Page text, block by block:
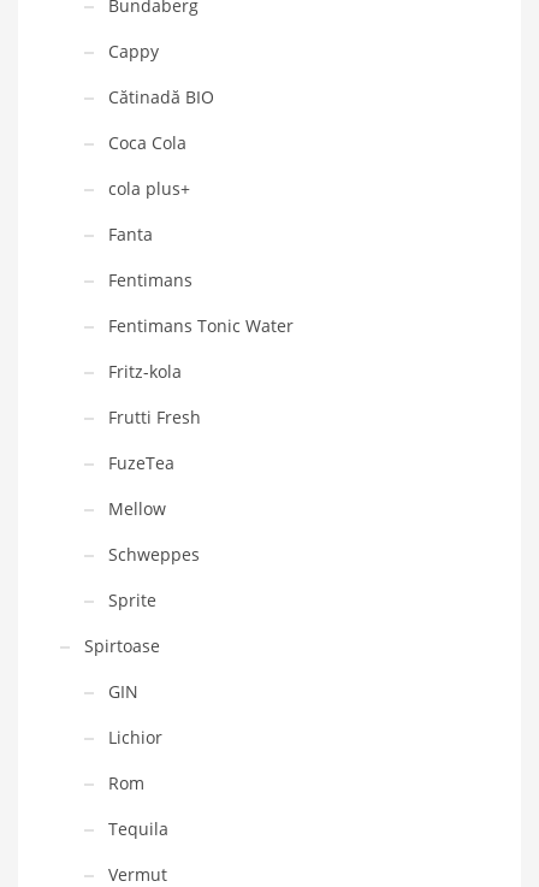
Bundaberg
Cappy
Cătinadă BIO
Coca Cola
cola plus+
Fanta
Fentimans
Fentimans Tonic Water
Fritz-kola
Frutti Fresh
FuzeTea
Mellow
Schweppes
Sprite
Spirtoase
GIN
Lichior
Rom
Tequila
Vermut